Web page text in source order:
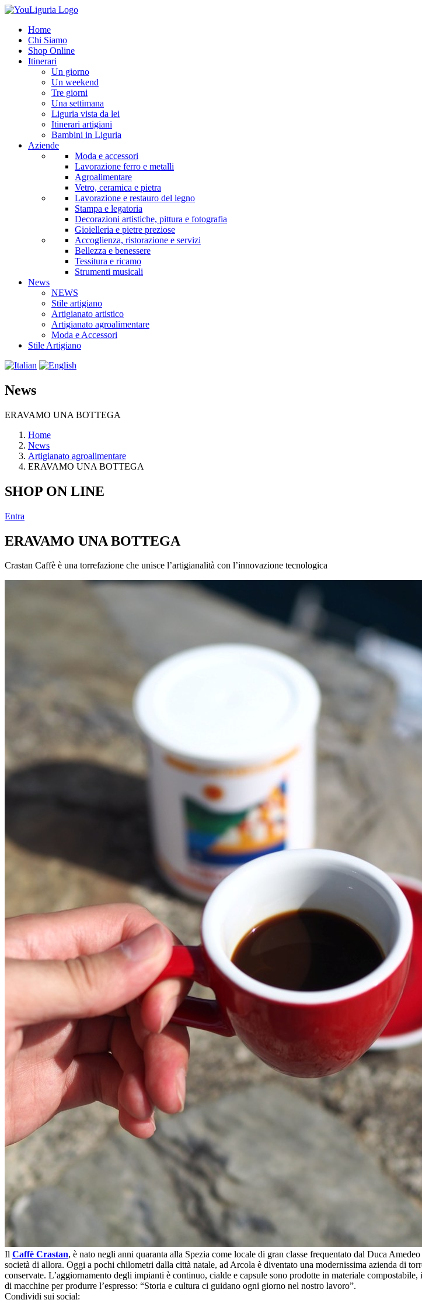
Home
Chi Siamo
Shop Online
Itinerari
Un giorno
Un weekend
Tre giorni
Una settimana
Liguria vista da lei
Itinerari artigiani
Bambini in Liguria
Aziende
Moda e accessori
Lavorazione ferro e metalli
Agroalimentare
Vetro, ceramica e pietra
Lavorazione e restauro del legno
Stampa e legatoria
Decorazioni artistiche, pittura e fotografia
Gioielleria e pietre preziose
Accoglienza, ristorazione e servizi
Bellezza e benessere
Tessitura e ricamo
Strumenti musicali
News
NEWS
Stile artigiano
Artigianato artistico
Artigianato agroalimentare
Moda e Accessori
Stile Artigiano
News
ERAVAMO UNA BOTTEGA
Home
News
Artigianato agroalimentare
ERAVAMO UNA BOTTEGA
SHOP ON LINE
Entra
ERAVAMO UNA BOTTEGA
Crastan Caffè è una torrefazione che unisce l’artigianalità con l’innovazione tecnologica
Il Caffè Crastan, è nato negli anni quaranta alla Spezia come locale di gran classe frequentato dal Duca
società di allora. Oggi a pochi chilometri dalla città natale, ad Arcola è diventato una modernissima azienda di
conservate. L’aggiornamento degli impianti è continuo, cialde e capsule sono prodotte in materiale
di macchine per produrre l’espresso: “Storia e cultura ci guidano ogni giorno nel nostro lavoro”.
Condividi sui social: